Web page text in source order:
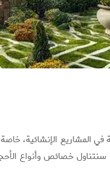
المشاريع الإنشائية،
سنتناول خصائص